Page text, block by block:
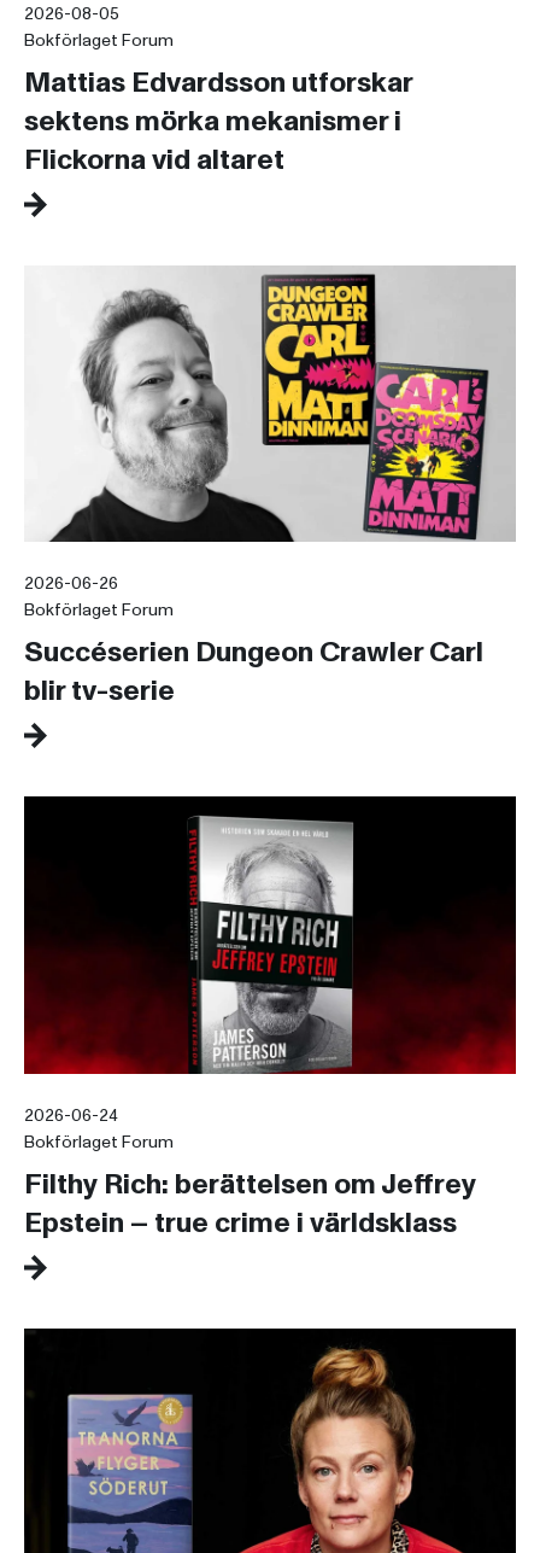
2026-08-05
Bokförlaget Forum
Mattias Edvardsson utforskar
sektens mörka mekanismer i
Flickorna vid altaret
2026-06-26
Bokförlaget Forum
Succéserien Dungeon Crawler Carl
blir tv-serie
2026-06-24
Bokförlaget Forum
Filthy Rich: berättelsen om Jeffrey
Epstein – true crime i världsklass